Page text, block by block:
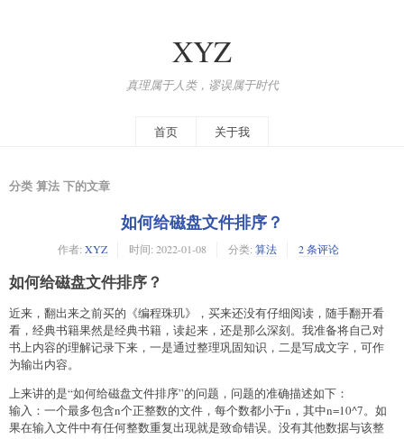
XYZ
真理属于人类，谬误属于时代
首页 关于我
分类 算法 下的文章
如何给磁盘文件排序？
作者: XYZ 时间: 2022-01-08 分类: 算法 2 条评论
如何给磁盘文件排序？
近来，翻出来之前买的《编程珠玑》，买来还没有仔细阅读，随手翻开看
看，经典书籍果然是经典书籍，读起来，还是那么深刻。我准备将自己对
书上内容的理解记录下来，一是通过整理巩固知识，二是写成文字，可作
为输出内容。
上来讲的是“如何给磁盘文件排序”的问题，问题的准确描述如下：
输入：一个最多包含n个正整数的文件，每个数都小于n，其中n=10^7。如
果在输入文件中有任何整数重复出现就是致命错误。没有其他数据与该整